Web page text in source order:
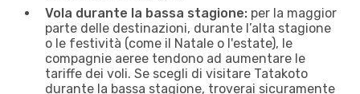
Vola durante la bassa stagione: per la maggior
parte delle destinazioni, durante l’alta stagione
o le festività (come il Natale o l'estate), le
compagnie aeree tendono ad aumentare le
tariffe dei voli. Se scegli di visitare Tatakoto
durante la bassa stagione, troverai sicuramente